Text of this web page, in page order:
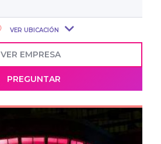
VER UBICACIÓN
VER EMPRESA
PREGUNTAR